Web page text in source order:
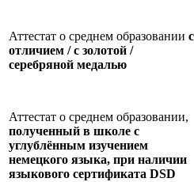
Аттестат о среднем образовании с
отличием / с золотой /
серебряной медалью
Аттестат о среднем образовании,
полученный в школе с
углублённым изучением
немецкого языка, при наличии
языкового сертификата DSD